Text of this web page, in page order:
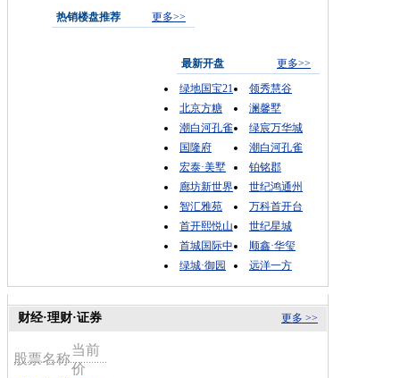
热销楼盘推荐 更多>>
最新开盘
更多>>
绿地国宝21
领秀慧谷
北京方糖
澜馨墅
潮白河孔雀
绿宸万华城
国隆府
潮白河孔雀
宏泰·美墅
铂铭郡
廊坊新世界
世纪鸿通州
智汇雅苑
万科首开台
首开熙悦山
世纪星城
首城国际中
顺鑫·华玺
绿城·御园
远洋一方
更多 >>
财经·理财·证券
股票名称
当前
价